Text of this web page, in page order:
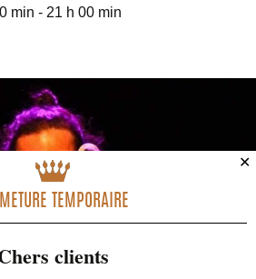
min - 21 h 00 min
✕
TEMPORAIRE
clients